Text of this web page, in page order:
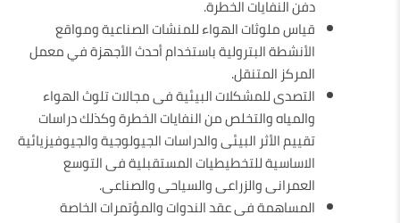
دفن النفايات الخطرة.
قياس ملوثات الهواء للمنشات الصناعية ومواقع
الأنشطة البترولية باستخدام أحدث الأجهزة في معمل
المركز المتنقل.
التصدى للمشكلات البيئية فى مجالات تلوث الهواء
والمياه والتخلص من النفايات الخطرة وكذلك دراسات
تقييم الأثر البيئى والدراسات الجيولوجية والجيوفيزيائية
الاساسية للتخطيطيات المستقبلية فى التوسع
العمرانى والزراعى والسياحى والصناعى.
المساهمة فى عقد الندوات والمؤتمرات الخاصة